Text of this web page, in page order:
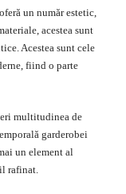
oferă un număr estetic,
acestea sunt
Acestea sunt cele
fiind o parte
multitudinea de
garderobei
un element al
rafinat.